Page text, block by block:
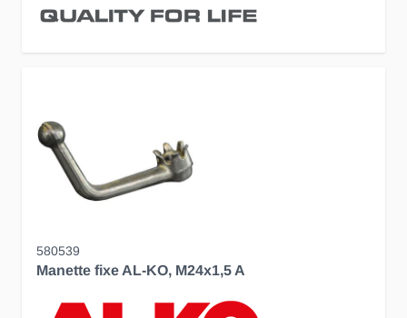
580539
Manette fixe AL-KO, M24x1,5 A